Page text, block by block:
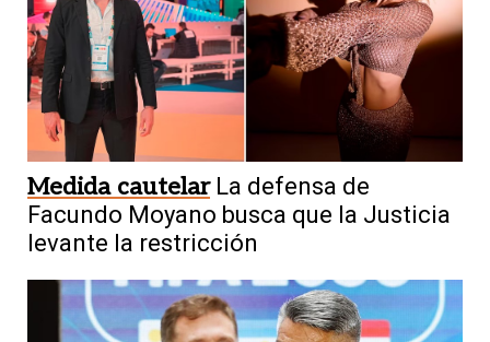
Medida cautelar La defensa de
Facundo Moyano busca que la Justicia
levante la restricción